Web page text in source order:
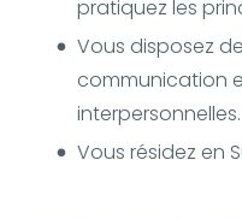
pratiquez les
Vous disposez
communication
interpersonnelles.
Vous résidez en